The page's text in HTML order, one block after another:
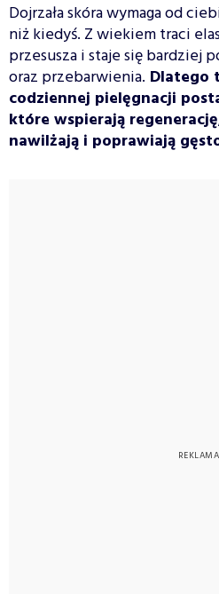
Dojrzała skóra wymaga od
niż kiedyś. Z wiekiem traci
przesusza i staje się bardziej
oraz przebarwienia. Dlatego
codziennej pielęgnacji
które wspierają
nawilżają i poprawiają